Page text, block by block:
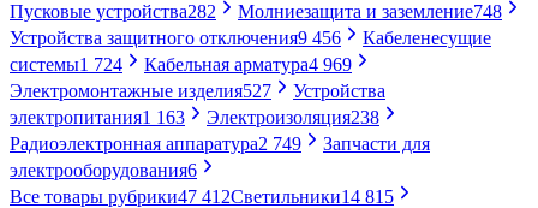
Пусковые устройства282 Молниезащита и заземление748
Устройства защитного отключения9 456
Кабеленесущие
системы1 724 Кабельная арматура4 969
Электромонтажные изделия527
Устройства
электропитания1 163 Электроизоляция238
Радиоэлектронная аппаратура2 749
Запчасти для
электрооборудования6
Все товары рубрики47 412Светильники14 815